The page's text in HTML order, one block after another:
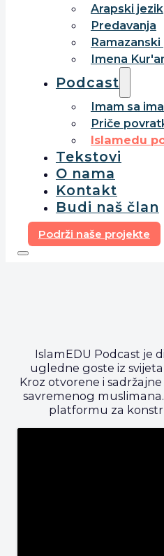
Arapski jezik
Predavanja
Imena
Podcast
Imam sa
Priče
Islamedu
Tekstovi
O nama
Kontakt
Budi naš član
Podrži naše projekte
IslamEDU Podcast je
ugledne goste iz
Kroz otvorene i
savremenog
platformu za